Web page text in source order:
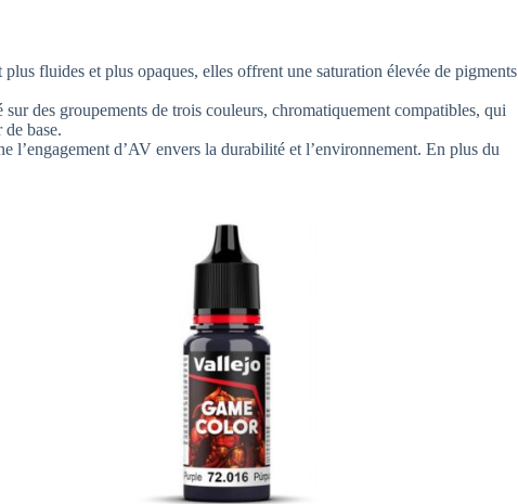
fluides et plus opaques, elles offrent une saturation élevée de pigments
des groupements de trois couleurs, chromatiquement compatibles, qui
base.
d’AV envers la durabilité et l’environnement. En plus du